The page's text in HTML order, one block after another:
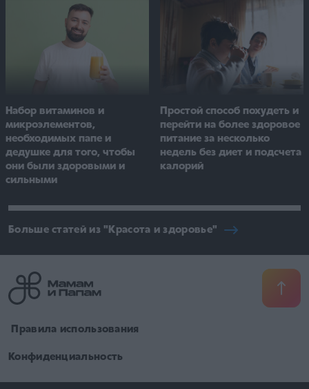
Набор витаминов и
микроэлементов,
необходимых папе и
дедушке для того, чтобы
они были здоровыми и
сильными
Простой способ похудеть и
перейти на более здоровое
питание за несколько
недель без диет и подсчета
калорий
Больше статей из "Красота и здоровье"
​ Правила использования
Конфиденциальность